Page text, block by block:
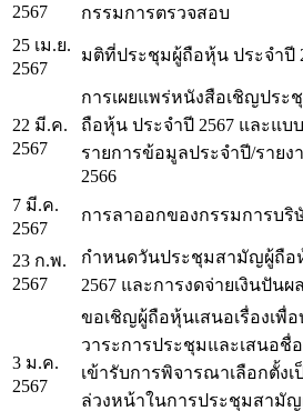
2567 กรรมการตรวจสอบ
25 เม.ย.
2567
มติที่ประชุมผู้ถือหุ้น ประจำปี
22 มี.ค.
2567
การเผยแพร่หนังสือเชิญประ
ถือหุ้น ประจำปี 2567 และแบ
รายการข้อมูลประจำปี/รายง
2566
7 มี.ค.
2567
การลาออกของกรรมการบริ
23 ก.พ.
2567
กำหนดวันประชุมสามัญผู้ถือ
2567 และการงดจ่ายเงินปันผล
3 ม.ค.
2567
ขอเชิญผู้ถือหุ้นเสนอเรื่องเพื่อ
วาระการประชุมและเสนอชื่
เข้ารับการพิจารณาเลือกตั้ง
ล่วงหน้าในการประชุมสามั